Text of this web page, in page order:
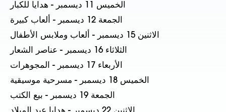
الخميس 11 ديسمبر - هدايا للكبار
الجمعة 12 ديسمبر - ألعاب كبيرة
الاثنين 15 ديسمبر - ألعاب وملابس الأطفال
الثلاثاء 16 ديسمبر - عناصر الشعار
الأربعاء 17 ديسمبر - المجوهرات
الخميس 18 ديسمبر - مسرحية موسيقية
الجمعة 19 ديسمبر - بيع الكتب